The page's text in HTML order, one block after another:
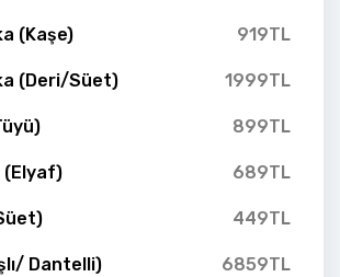
(Kaşe) 919TL
(Deri/Süet) 1999TL
899TL
(Elyaf) 689TL
449TL
Dantelli) 6859TL